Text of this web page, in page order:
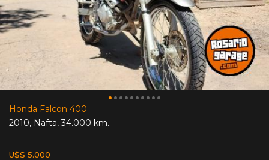
Honda Falcon 400
2010, Nafta,34.000 km.
U$S 5.000